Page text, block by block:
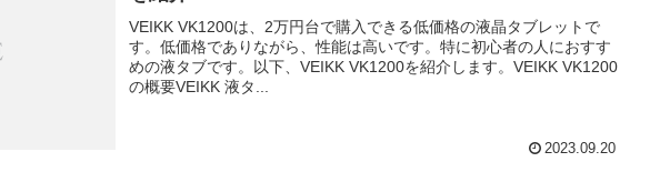
VEIKK VK1200は、2万円台で購入できる低価格の液晶タブレットで
す。低価格でありながら、性能は高いです。特に初心者の人におすす
めの液タブです。以下、VEIKK VK1200を紹介します。VEIKK VK1200
の概要VEIKK 液タ...
2023.09.20